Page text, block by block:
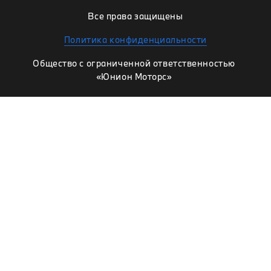
Все права защищены
Политика конфиденциальности
Общество с ограниченной ответственностью
«Юнион Моторс»